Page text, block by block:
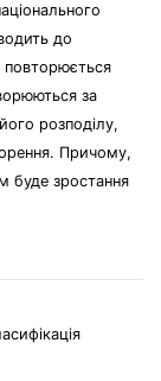
до
повторюється
за
розподілу,
Причому,
буде зростання